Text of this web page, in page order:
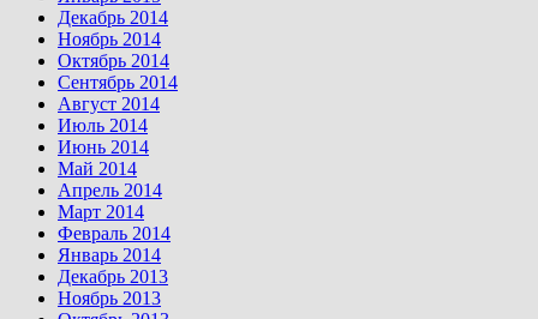
Декабрь 2014
Ноябрь 2014
Октябрь 2014
Сентябрь 2014
Август 2014
Июль 2014
Июнь 2014
Май 2014
Апрель 2014
Март 2014
Февраль 2014
Январь 2014
Декабрь 2013
Ноябрь 2013